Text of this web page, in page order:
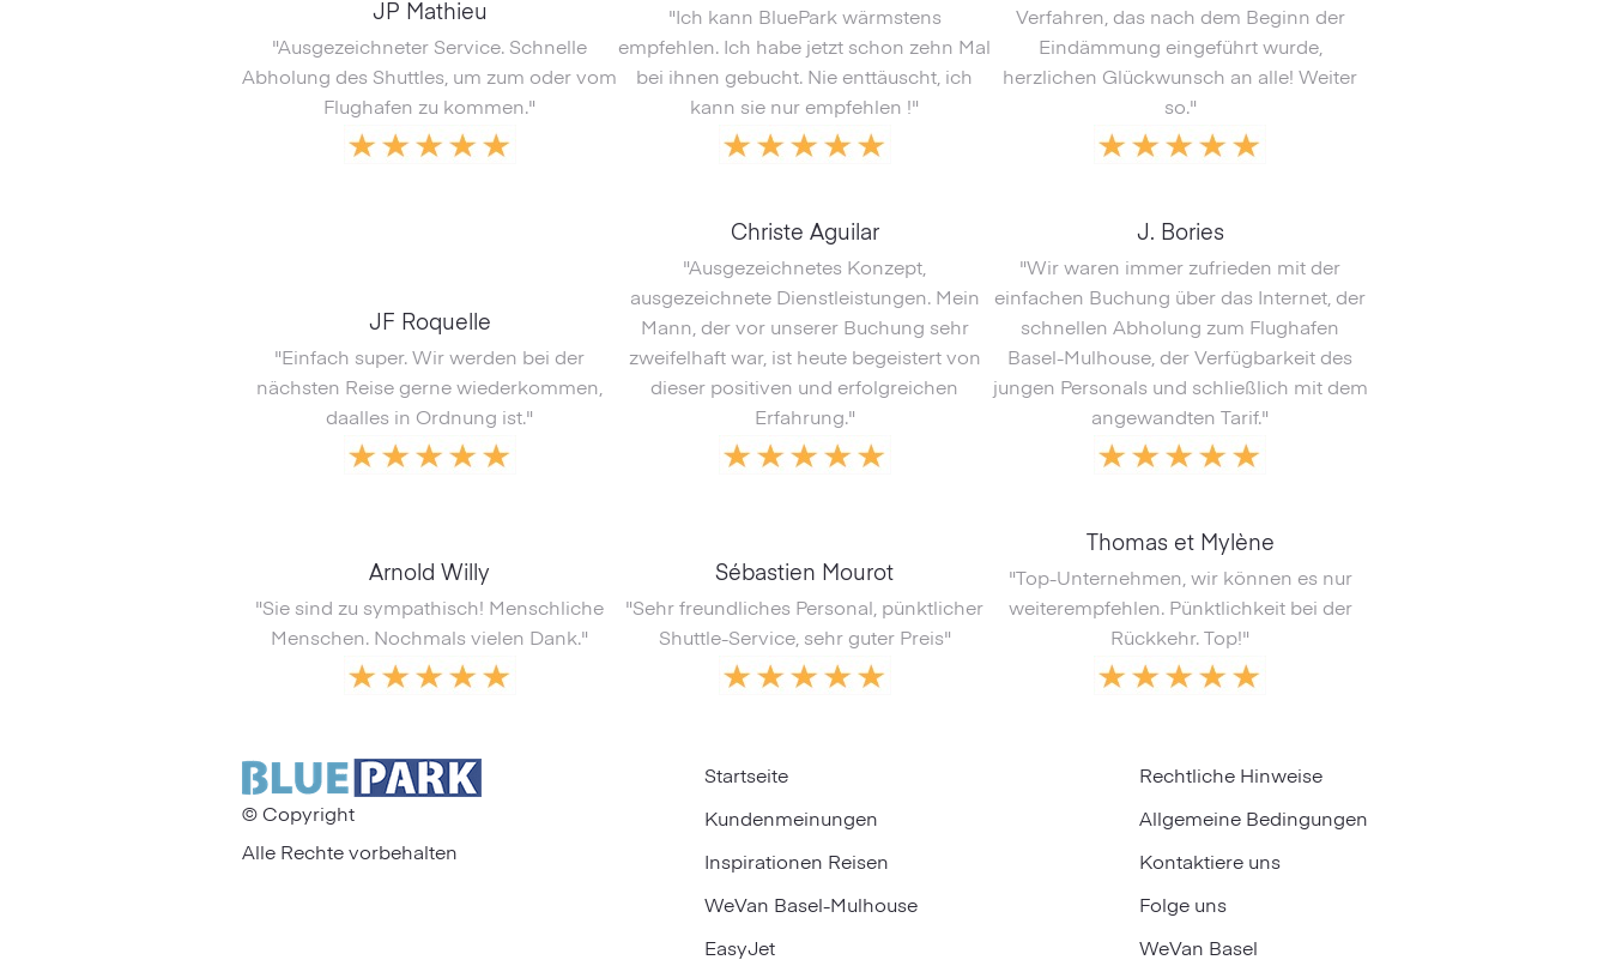
JP Mathieu
"Ausgezeichneter Service. Schnelle
Abholung des Shuttles, um zum oder vom
Flughafen zu kommen."
"Ich kann BluePark wärmstens
empfehlen. Ich habe jetzt schon zehn Mal
bei ihnen gebucht. Nie enttäuscht, ich
kann sie nur empfehlen !"
Verfahren, das nach dem Beginn der
Eindämmung eingeführt wurde,
herzlichen Glückwunsch an alle! Weiter
so."
JF Roquelle
"Einfach super. Wir werden bei der
nächsten Reise gerne wiederkommen,
daalles in Ordnung ist."
Christe Aguilar
"Ausgezeichnetes Konzept,
ausgezeichnete Dienstleistungen. Mein
Mann, der vor unserer Buchung sehr
zweifelhaft war, ist heute begeistert von
dieser positiven und erfolgreichen
Erfahrung."
J. Bories
"Wir waren immer zufrieden mit der
einfachen Buchung über das Internet, der
schnellen Abholung zum Flughafen
Basel-Mulhouse, der Verfügbarkeit des
jungen Personals und schließlich mit dem
angewandten Tarif."
Arnold Willy
"Sie sind zu sympathisch! Menschliche
Menschen. Nochmals vielen Dank."
Sébastien Mourot
"Sehr freundliches Personal, pünktlicher
Shuttle-Service, sehr guter Preis"
Thomas et Mylène
"Top-Unternehmen, wir können es nur
weiterempfehlen. Pünktlichkeit bei der
Rückkehr. Top!"
© Copyright
Alle Rechte vorbehalten
Startseite
Kundenmeinungen
Inspirationen Reisen
WeVan Basel-Mulhouse
EasyJet
Rechtliche Hinweise
Allgemeine Bedingungen
Kontaktiere uns
Folge uns
WeVan Basel